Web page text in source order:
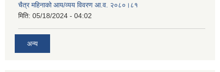
चैत्र महिनाको आय/व्यय विवरण आ.व. २०८०।८१
मिति: 05/18/2024 - 04:02
अन्य